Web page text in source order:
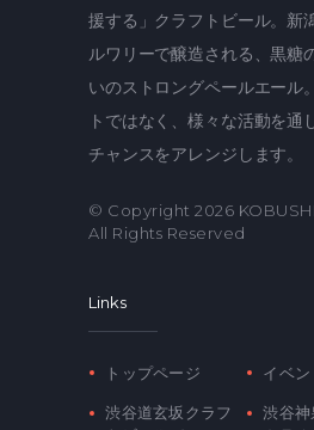
援する」クラフトビール。新
ルワリーで醸造される、黒糖
いのストロングペールエール
トではなく、様々な活動を通
チャンスをアレンジします。
© Copyright 2026
All Rights Reserved
Links
トップページ イベ
渋谷道玄坂クラフ
渋谷